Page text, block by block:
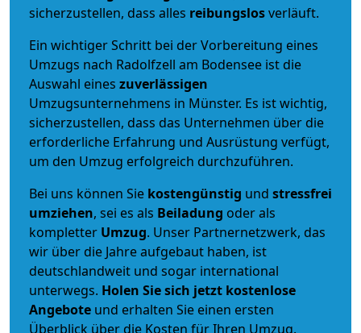
sicherzustellen, dass alles reibungslosverläuft.
Ein wichtiger Schritt bei der Vorbereitung eines
Umzugs nach Radolfzell am Bodensee ist die
Auswahl eines zuverlässigen
Umzugsunternehmens in Münster. Es ist wichtig,
sicherzustellen, dass das Unternehmen über die
erforderliche Erfahrung und Ausrüstung verfügt,
um den Umzug erfolgreich durchzuführen.
Bei uns können Sie kostengünstig und stressfrei
umziehen, sei es als Beiladung oder als
kompletter Umzug. Unser Partnernetzwerk, das
wir über die Jahre aufgebaut haben, ist
deutschlandweit und sogar international
unterwegs. Holen Sie sich jetzt kostenlose
Angebote und erhalten Sie einen ersten
Überblick über die Kosten für Ihren Umzug.